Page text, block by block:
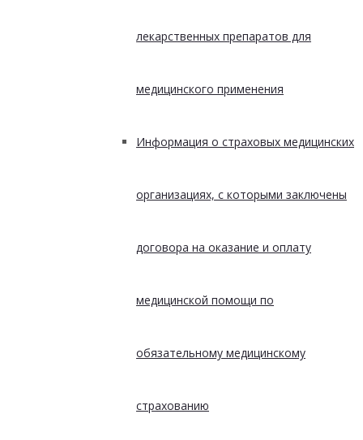
лекарственных препаратов для
медицинского применения
Информация о страховых медицинских
организациях, с которыми заключены
договора на оказание и оплату
медицинской помощи по
обязательному медицинскому
страхованию